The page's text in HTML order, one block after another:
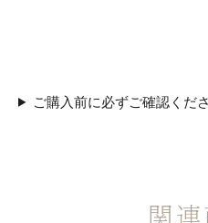
ご購入前に必ずご確認くだ
関